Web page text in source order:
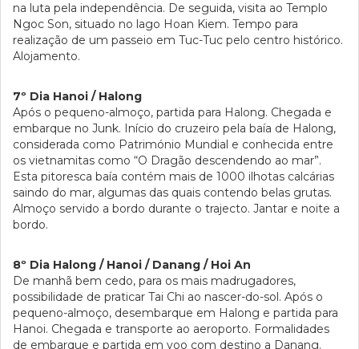
na luta pela independência. De seguida, visita ao Templo
Ngoc Son, situado no lago Hoan Kiem. Tempo para
realização de um passeio em Tuc-Tuc pelo centro histórico.
Alojamento.
7º Dia Hanoi / Halong
Após o pequeno-almoço, partida para Halong. Chegada e
embarque no Junk. Início do cruzeiro pela baía de Halong,
considerada como Património Mundial e conhecida entre
os vietnamitas como “O Dragão descendendo ao mar”.
Esta pitoresca baía contém mais de 1000 ilhotas calcárias
saindo do mar, algumas das quais contendo belas grutas.
Almoço servido a bordo durante o trajecto. Jantar e noite a
bordo.
8º Dia Halong / Hanoi / Danang / Hoi An
De manhã bem cedo, para os mais madrugadores,
possibilidade de praticar Tai Chi ao nascer-do-sol. Após o
pequeno-almoço, desembarque em Halong e partida para
Hanoi. Chegada e transporte ao aeroporto. Formalidades
de embarque e partida em voo com destino a Danang.